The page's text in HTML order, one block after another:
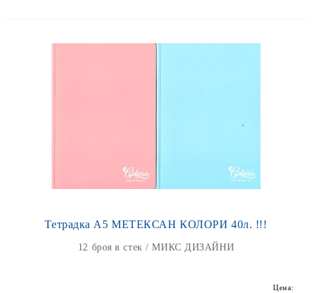
Тетрадка А5 МЕТЕКСАН КОЛОРИ 40л. !!!
12 броя в стек / МИКС ДИЗАЙНИ
Цена: